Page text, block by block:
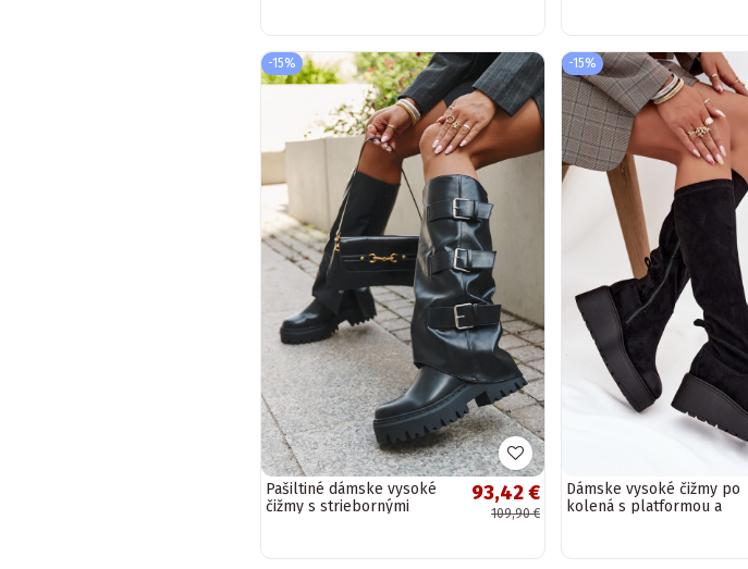
-15%
Pašiltiné dámske vysoké
čižmy s striebornými
93,42 €
109,90 €
-15%
Dámske vysoké čižmy po
kolená s platformou a